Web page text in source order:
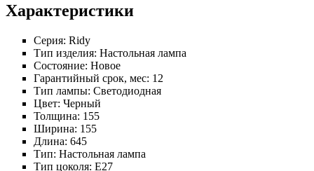
Характеристики
Серия: Ridy
Тип изделия: Настольная лампа
Состояние: Новое
Гарантийный срок, мес: 12
Тип лампы: Светодиодная
Цвет: Черный
Толщина: 155
Ширина: 155
Длина: 645
Тип: Настольная лампа
Тип цоколя: E27